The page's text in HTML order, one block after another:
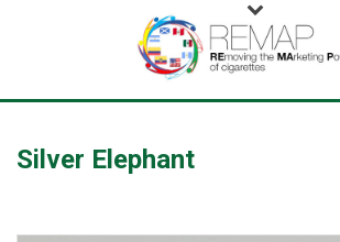
Silver Elephant